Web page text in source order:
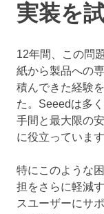
実装を
12年間、この問
紙から製品への
積んできた経験
た。Seeedは多
手間と最大限の
に役立っています
特にこのような
担をさらに軽減
スユーザーにサ